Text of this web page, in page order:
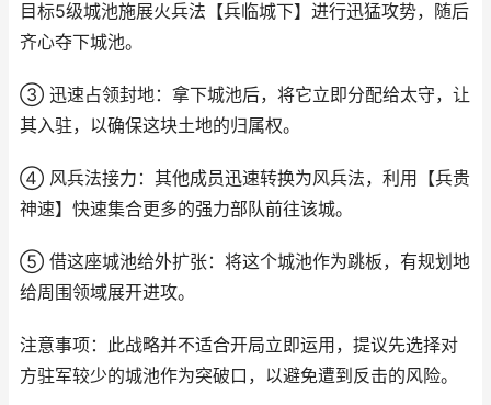
目标5级城池施展火兵法【兵临城下】进行迅猛攻势，随后
齐心夺下城池。
③ 迅速占领封地：拿下城池后，将它立即分配给太守，让
其入驻，以确保这块土地的归属权。
④ 风兵法接力：其他成员迅速转换为风兵法，利用【兵贵
神速】快速集合更多的强力部队前往该城。
⑤ 借这座城池给外扩张：将这个城池作为跳板，有规划地
给周围领域展开进攻。
注意事项：此战略并不适合开局立即运用，提议先选择对
方驻军较少的城池作为突破口，以避免遭到反击的风险。